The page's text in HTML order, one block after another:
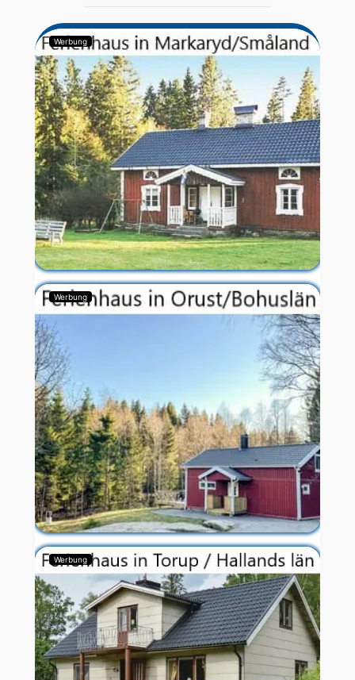
Werbung
Werbung
Werbung